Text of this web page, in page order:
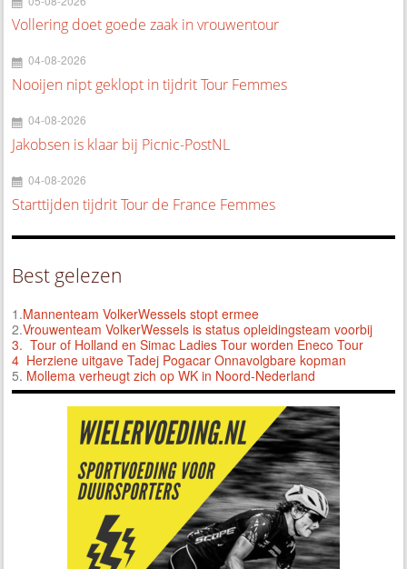
Vollering doet goede zaak in vrouwentour
04-08-2026
Nooijen nipt geklopt in tijdrit Tour Femmes
04-08-2026
Jakobsen is klaar bij Picnic-PostNL
04-08-2026
Starttijden tijdrit Tour de France Femmes
Best gelezen
1.Mannenteam VolkerWessels stopt ermee
2.Vrouwenteam VolkerWessels is status opleidingsteam voorbij
3. Tour of Holland en Simac Ladies Tour worden Eneco Tour
4 Herziene uitgave Tadej Pogacar Onnavolgbare kopman
5. Mollema verheugt zich op WK in Noord-Nederland